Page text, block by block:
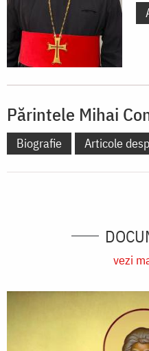
Părintele Mihai
Biografie Articole
vezi